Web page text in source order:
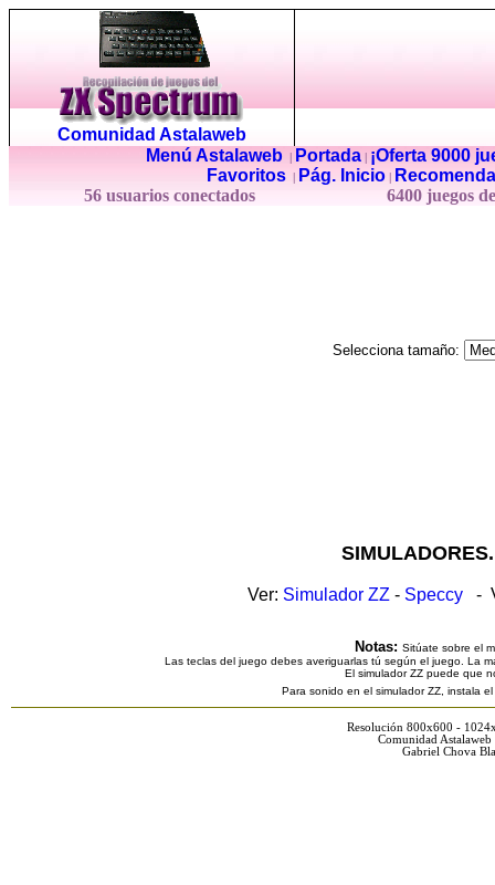
Comunidad Astalaweb
Menú Astalaweb| Portada|
¡Oferta 9000
Favoritos
Pág. Inicio
56 usuarios conectados
6400 juegos
Selecciona tamaño:
Ver: Simulador ZZ - Speccy -
Notas: Sitúate sobre el
Las teclas del juego debes averiguarlas tú según el juego. La
El simulador ZZ puede que
Para sonido en el simulador ZZ, instala
Resolución 800x600 -
Comunidad
Gabriel Chova